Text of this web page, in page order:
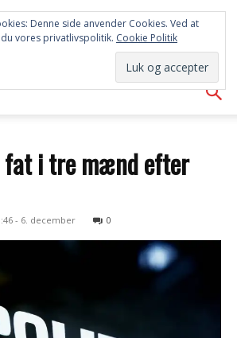
SYD
AVISEN
i tre mænd efter
- 6. december 0
Denne side anvender Cookies. Ved at
vores privatlivspolitik. Cookie Politik